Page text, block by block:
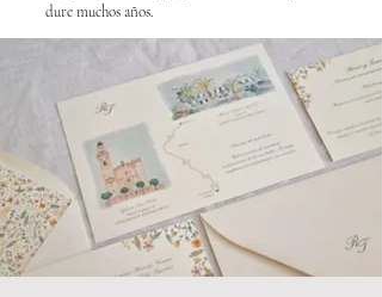
dure muchos años.